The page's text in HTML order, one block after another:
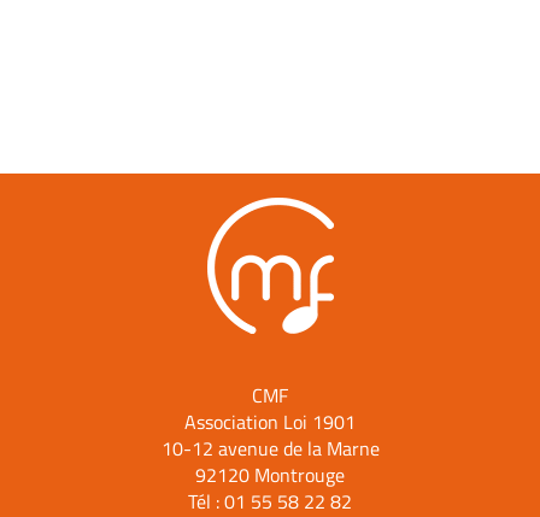
CMF
Association Loi 1901
10-12 avenue de la Marne
92120 Montrouge
Tél :01 55 58 22 82